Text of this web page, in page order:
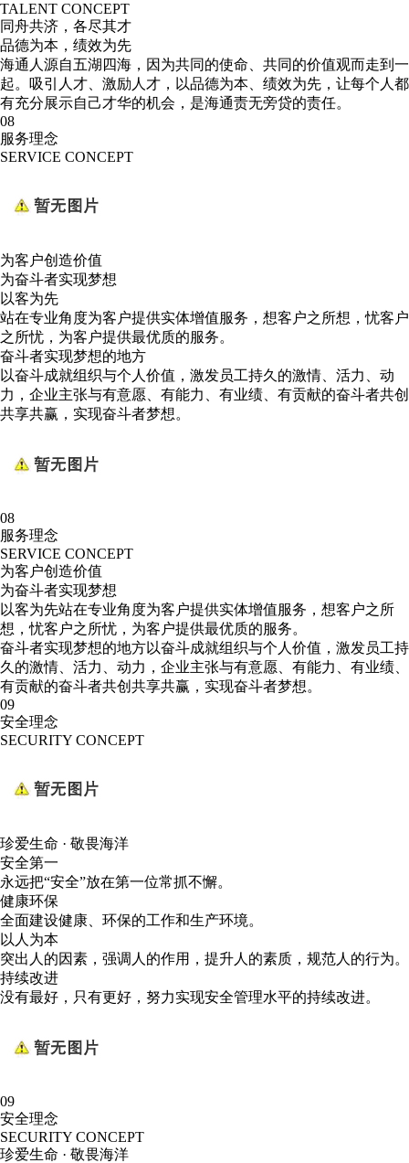
TALENT CONCEPT
同舟共济，各尽其才
品德为本，绩效为先
海通人源自五湖四海，因为共同的使命、共同的价值观而走到一
起。吸引人才、激励人才，以品德为本、绩效为先，让每个人都
有充分展示自己才华的机会，是海通责无旁贷的责任。
08
服务理念
SERVICE CONCEPT
为客户创造价值
为奋斗者实现梦想
以客为先
站在专业角度为客户提供实体增值服务，想客户之所想，忧客户
之所忧，为客户提供最优质的服务。
奋斗者实现梦想的地方
以奋斗成就组织与个人价值，激发员工持久的激情、活力、动
力，企业主张与有意愿、有能力、有业绩、有贡献的奋斗者共创
共享共赢，实现奋斗者梦想。
08
服务理念
SERVICE CONCEPT
为客户创造价值
为奋斗者实现梦想
以客为先站在专业角度为客户提供实体增值服务，想客户之所
想，忧客户之所忧，为客户提供最优质的服务。
奋斗者实现梦想的地方以奋斗成就组织与个人价值，激发员工持
久的激情、活力、动力，企业主张与有意愿、有能力、有业绩、
有贡献的奋斗者共创共享共赢，实现奋斗者梦想。
09
安全理念
SECURITY CONCEPT
珍爱生命 · 敬畏海洋
安全第一
永远把“安全”放在第一位常抓不懈。
健康环保
全面建设健康、环保的工作和生产环境。
以人为本
突出人的因素，强调人的作用，提升人的素质，规范人的行为。
持续改进
没有最好，只有更好，努力实现安全管理水平的持续改进。
09
安全理念
SECURITY CONCEPT
珍爱生命 · 敬畏海洋